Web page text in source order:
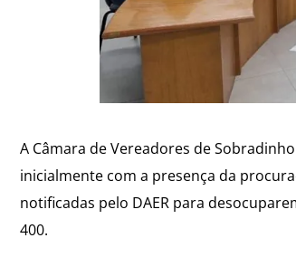
A Câmara de Vereadores de
inicialmente com a presença da
notificadas pelo DAER para
400.